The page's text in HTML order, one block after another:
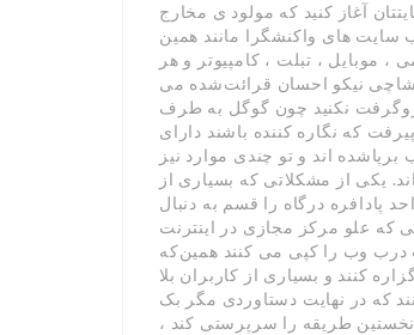
آغاز کنید که مولود ی مخارج
سایت های واکنشگرا مانند همین
موبایل ، تبلت ، کامپیوتر و هر
نیکو احسان قرائت‌شده می
روگرفت نکنید چون گوگل به طرف
که نگاره کننده باشند دارای
اند و تو چندی موارد نیز
یکی از مشکلاتی که بسیاری از
پادافره درگاه را قسم به دنبال
که علو مرکز مجازی در اینترنت
درب وب را کپی می کنند همین‌که
کنند و بسیاری از کاربران بلا
که در نهایت دستاوردی مگر بک
نخستین طریقه را سرپرستی کند ،